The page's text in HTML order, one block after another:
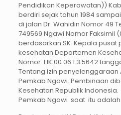
Pendidikan Keperawatan))
berdiri sejak tahun 1984
di jalan Dr. Wahidin Nomor 49
749569 Ngawi Nomor Faksimil
berdasarkan SK Kepala pusat
kesehatan Departemen
Nomor: HK.00.06.1.3.5642
Tentang izin
Pemkab Ngawi. Pembinaan
Kesehatan Republik
Pemkab Ngawi saat itu adalah